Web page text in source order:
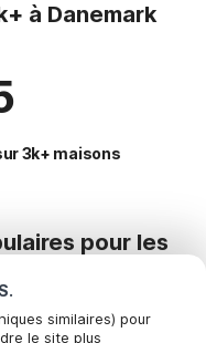
similaires) pour
le site plus
à Danemark
3k+ maisons
pour les
en Danemark